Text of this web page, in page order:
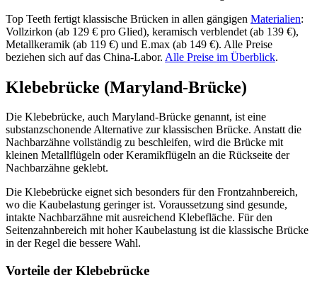
Top Teeth fertigt klassische Brücken in allen gängigen Materialien:
Vollzirkon (ab 129 € pro Glied), keramisch verblendet (ab 139 €),
Metallkeramik (ab 119 €) und E.max (ab 149 €). Alle Preise
beziehen sich auf das China-Labor. Alle Preise im Überblick.
Klebebrücke (Maryland-Brücke)
Die Klebebrücke, auch Maryland-Brücke genannt, ist eine
substanzschonende Alternative zur klassischen Brücke. Anstatt die
Nachbarzähne vollständig zu beschleifen, wird die Brücke mit
kleinen Metallflügeln oder Keramikflügeln an die Rückseite der
Nachbarzähne geklebt.
Die Klebebrücke eignet sich besonders für den Frontzahnbereich,
wo die Kaubelastung geringer ist. Voraussetzung sind gesunde,
intakte Nachbarzähne mit ausreichend Klebefläche. Für den
Seitenzahnbereich mit hoher Kaubelastung ist die klassische Brücke
in der Regel die bessere Wahl.
Vorteile der Klebebrücke